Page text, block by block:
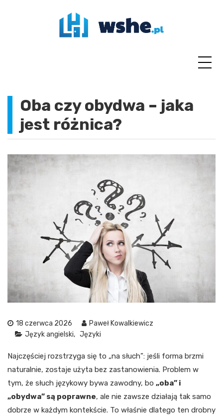
Oba czy obydwa – jaka
jest różnica?
18 czerwca 2026
Paweł Kowalkiewicz
Język angielski
Języki
Najczęściej rozstrzyga się to „na słuch”: jeśli forma brzmi
naturalnie, zostaje użyta bez zastanowienia. Problem w
tym, że słuch językowy bywa zawodny, bo „oba” i
„obydwa” są poprawne, ale nie zawsze działają tak samo
dobrze w każdym kontekście. To właśnie dlatego ten drobny